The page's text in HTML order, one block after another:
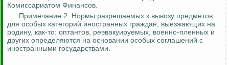
Комиссариатом Финансов.
Примечание 2. Нормы разрешаемых к вывозу предметов
для особых категорий иностранных граждан, выезжающих на
родину, как-то: оптантов, реэвакуируемых, военно-пленных и
других определяются на основании особых соглашений с
иностранными государствами.